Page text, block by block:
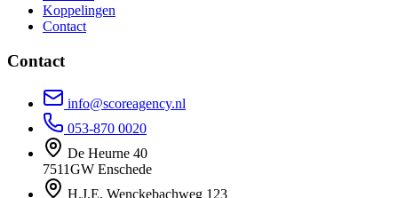
Koppelingen
Contact
Contact
info@scoreagency.nl
053-870 0020
De Heurne 40
7511GW Enschede
H.J.E. Wenckebachweg 123